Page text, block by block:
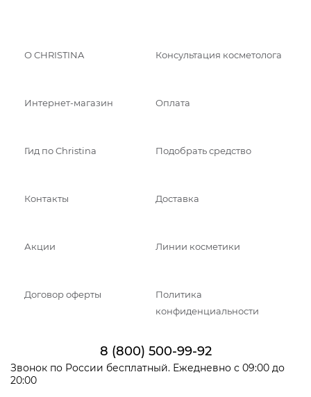
О CHRISTINA Консультация косметолога
Интернет-магазин Оплата
Гид по Christina Подобрать средство
Контакты Доставка
Акции Линии косметики
Договор оферты
Политика
конфиденциальности
8 (800) 500-99-92
Звонок по России бесплатный. Ежедневно с 09:00 до
20:00